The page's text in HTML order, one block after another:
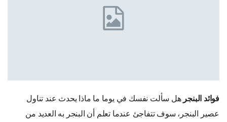
فوائد البنجر هل سألت نفسك في يوما ما ماذا يحدث عند تناول
عصير البنجر، سوف تتفاجئ عندما تعلم أن البنجر به العديد من